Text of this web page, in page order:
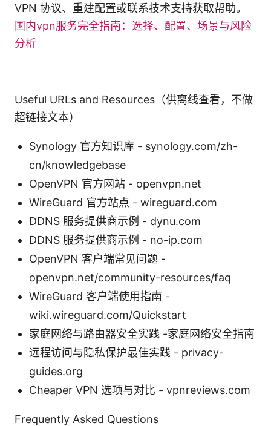
VPN 协议、重建配置或联系技术支持获取帮助。
国内vpn服务完全指南：选择、配置、场景与风险
分析
Useful URLs and Resources（供离线查看，不做
超链接文本）
Synology 官方知识库 - synology.com/zh-
cn/knowledgebase
OpenVPN 官方网站 - openvpn.net
WireGuard 官方站点 - wireguard.com
DDNS 服务提供商示例 - dynu.com
DDNS 服务提供商示例 - no-ip.com
OpenVPN 客户端常见问题 -
openvpn.net/community-resources/faq
WireGuard 客户端使用指南 -
wiki.wireguard.com/Quickstart
家庭网络与路由器安全实践 -家庭网络安全指南
远程访问与隐私保护最佳实践 - privacy-
guides.org
Cheaper VPN 选项与对比 - vpnreviews.com
Frequently Asked Questions